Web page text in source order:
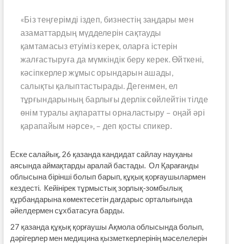
«Біз теңгерімді іздеп, бизнестің заңдары мен
азаматтардың мүдделерін сақтауды
қамтамасыз етуіміз керек, оларға істерін
жалғастыруға да мүмкіндік беру керек. Өйткені,
кәсіпкерлер жұмыс орындарын ашады,
салықты қалыптастырады. Дегенмен, ел
тұрғындарының барлығы дерлік сөйлейтін тілде
өнім туралы ақпаратты орналастыру – оңай әрі
қарапайым нәрсе», – деп қосты спикер.
Еске салайық, 26 қазанда кандидат сайлау науқаны
аясында аймақтарды аралай бастады. Ол Қарағанды ​​
облысына бірінші болып барып, құқық қорғаушылармен
кездесті. Кейінірек тұрмыстық зорлық-зомбылық
құрбандарына көмектесетін дағдарыс орталығында
әйелдермен сұхбатасуға барды.
27 қазанда құқық қорғаушы Ақмола облысында болып,
дәрігерлер мен медицина қызметкерлерінің мәселелерін